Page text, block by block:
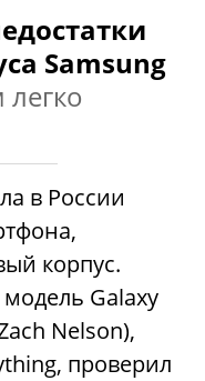
Samsung
в России
корпус.
Galaxy
Nelson),
проверил